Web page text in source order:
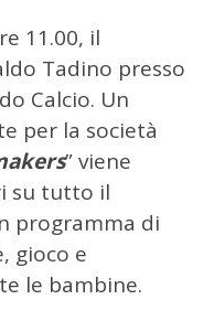
11.00, il
Tadino presso
Calcio. Un
per la società
” viene
su tutto il
programma di
gioco e
le bambine.